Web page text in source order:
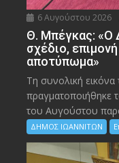
6 Αυγούστου 2026
Θ. Μπέγκας: «Ο
σχέδιο,
αποτύπωμα»
Τη συνολική εικόνα
πραγματοποιήθηκε
του Αυγούστου
ΔΗΜΟΣ ΙΩΑΝΝΙΤΩΝ